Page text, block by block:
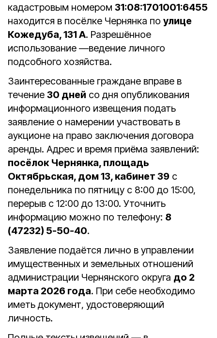
кадастровым номером 31:08:1701001:6455
находится в посёлке Чернянка по улице
Кожедуба, 131 А. Разрешённое
использование —ведение личного
подсобного хозяйства.
Заинтересованные граждане вправе в
течение 30 дней со дня опубликования
информационного извещения подать
заявление о намерении участвовать в
аукционе на право заключения договора
аренды. Адрес и время приёма заявлений:
посёлок Чернянка, площадь
Октябрьская, дом 13, кабинет 39 с
понедельника по пятницу с 8:00 до 15:00,
перерыв с 12:00 до 13:00. Уточнить
информацию можно по телефону: 8
(47232) 5-50-40.
Заявление подаётся лично в управлении
имущественных и земельных отношений
администрации Чернянского округа до 2
марта 2026 года. При себе необходимо
иметь документ, удостоверяющий
личность.